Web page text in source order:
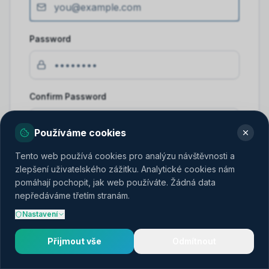
Password
Confirm Password
Create account
Používáme cookies
Tento web používá cookies pro analýzu návštěvnosti a
zlepšení uživatelského zážitku. Analytické cookies nám
pomáhají pochopit, jak web používáte. Žádná data
nepředáváme třetím stranám.
Nastavení
Přijmout vše